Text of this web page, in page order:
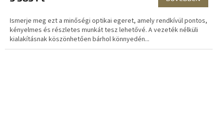
Ismerje meg ezt a minőségi optikai egeret, amely rendkívül pontos,
kényelmes és részletes munkát tesz lehetővé. A vezeték nélküli
kialakításnak köszönhetően bárhol könnyedén...